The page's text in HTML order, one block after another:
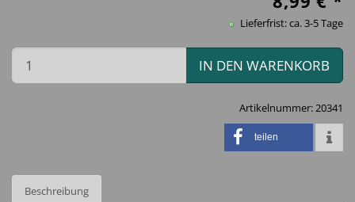
Lieferfrist: ca. 3-5 Tage
IN DEN WARENKORB
Artikelnummer:20341
teilen
Beschreibung